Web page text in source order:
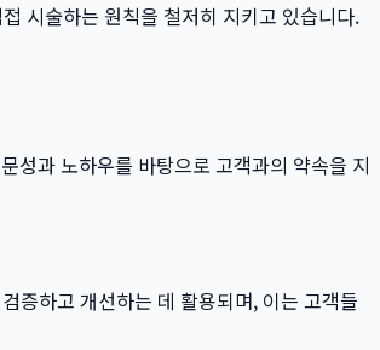
시술하는 원칙을 철저히 지키고 있습니다.
성과 노하우를 바탕으로 고객과의 약속을 지
증하고 개선하는 데 활용되며, 이는 고객들